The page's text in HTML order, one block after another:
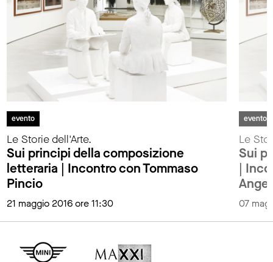
evento
Le Storie dell'Arte.
Sui principi della composizione
letteraria | Incontro con Tommaso
Pincio
21 maggio 2016 ore 11:30
evento
Le
Sui
|
07